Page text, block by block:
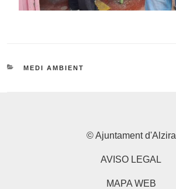
CATEGORIES
MEDI AMBIENT
© Ajuntament d'Alzira
AVISO LEGAL
MAPA WEB